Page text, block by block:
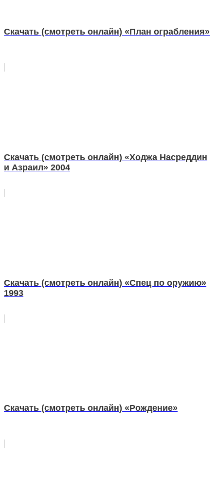
Скачать (смотреть онлайн) «План ограбления»
Скачать (смотреть онлайн) «Ходжа Насреддин
и Азраил» 2004
Скачать (смотреть онлайн) «Спец по оружию»
1993
Скачать (смотреть онлайн) «Рождение»